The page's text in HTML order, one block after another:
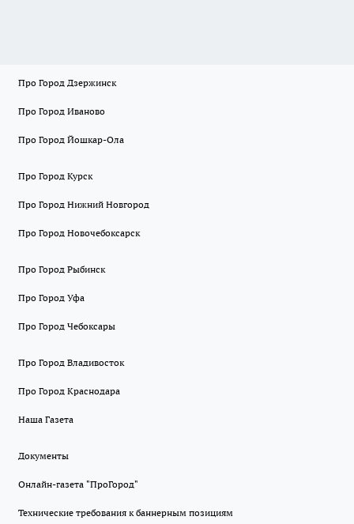
Про Город Дзержинск
Про Город Иваново
Про Город Йошкар-Ола
Про Город Курск
Про Город Нижний Новгород
Про Город Новочебоксарск
Про Город Рыбинск
Про Город Уфа
Про Город Чебоксары
Про Город Владивосток
Про Город Краснодара
Наша Газета
Документы
Онлайн-газета "ПроГород"
Технические требования к баннерным позициям